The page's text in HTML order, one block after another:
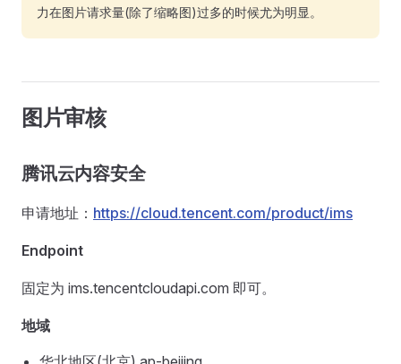
力在图片请求量(除了缩略图)过多的时候尤为明显。
图片审核
腾讯云内容安全
申请地址： https://cloud.tencent.com/product/ims
Endpoint
固定为 ims.tencentcloudapi.com 即可。
地域